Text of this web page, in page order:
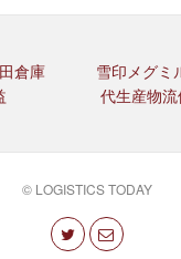
倉庫
雪印メグミ
代生産物
© LOGISTICS TODAY